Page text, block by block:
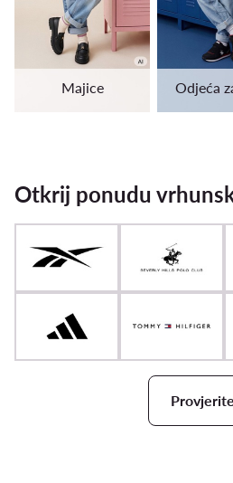
Majice Odjeća
Otkrij ponudu
Provjerite